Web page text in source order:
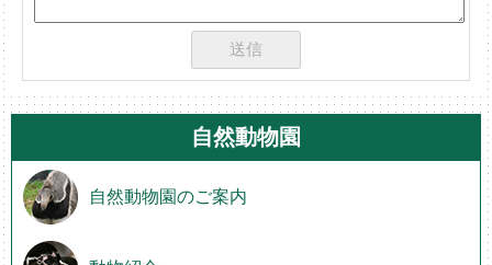
自然動物園
自然動物園のご案内